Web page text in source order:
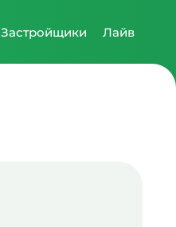
Застройщики Лайв